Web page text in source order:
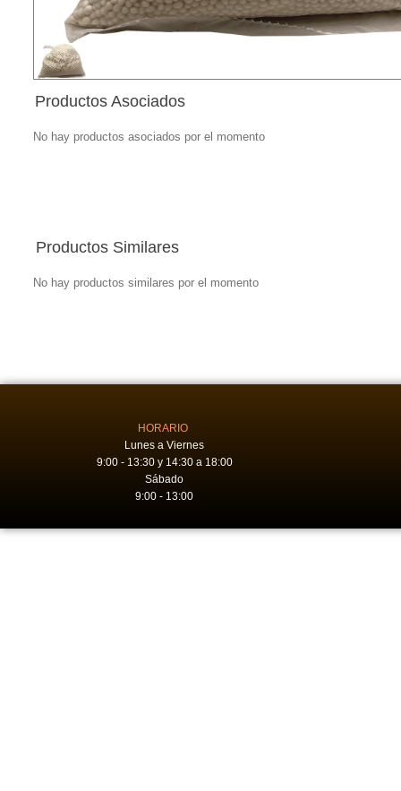
Productos Asociados
No hay productos asociados por el momento
Productos Similares
No hay productos similares por el momento
HORARIO
Lunes a Viernes
9:00 - 13:30 y 14:30 a 18:00
Sábado
9:00 - 13:00